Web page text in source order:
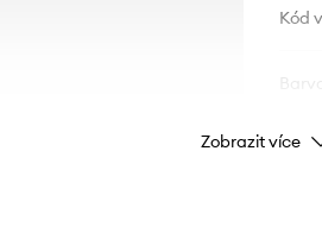
Kód
Zobrazit více